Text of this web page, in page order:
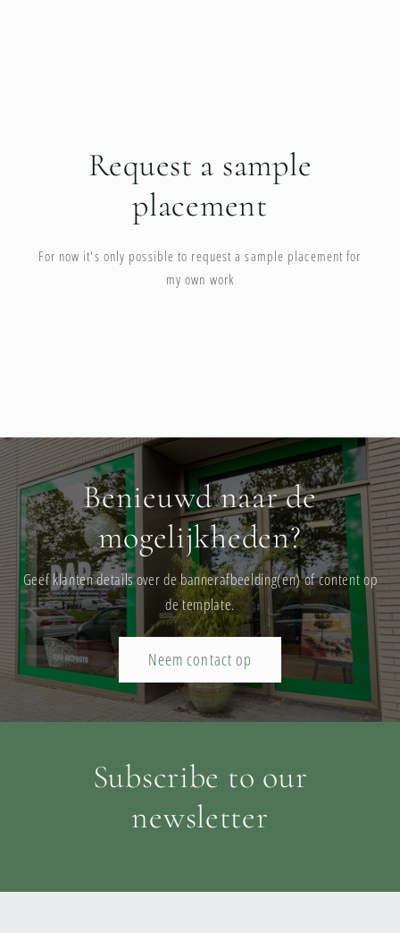
Request a sample
placement
For now it's only possible to request a sample placement for
my own work
Benieuwd naar de
mogelijkheden?
Geef klanten details over de bannerafbeelding(en) of content op
de template.
Neem contact op
Subscribe to our
newsletter